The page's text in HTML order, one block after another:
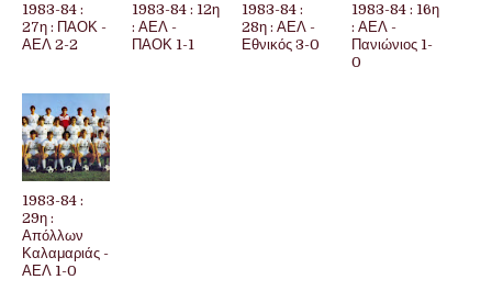
1983-84 :
27η : ΠΑΟΚ -
ΑΕΛ 2-2
1983-84 : 12η
: ΑΕΛ -
ΠΑΟΚ 1-1
1983-84 :
28η : ΑΕΛ -
Εθνικός 3-0
1983-84 : 16η
: ΑΕΛ -
Πανιώνιος 1-
0
1983-84 :
29η :
Απόλλων
Καλαμαριάς -
ΑΕΛ 1-0